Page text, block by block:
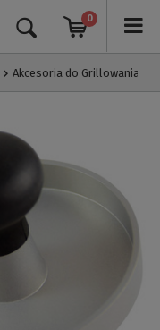
0
Akcesoria do Grillowania